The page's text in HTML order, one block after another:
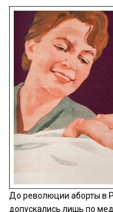
До революции аборты в
допускались лишь по